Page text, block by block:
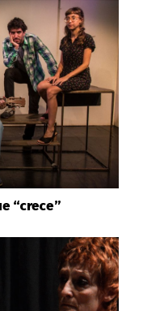
“crece”